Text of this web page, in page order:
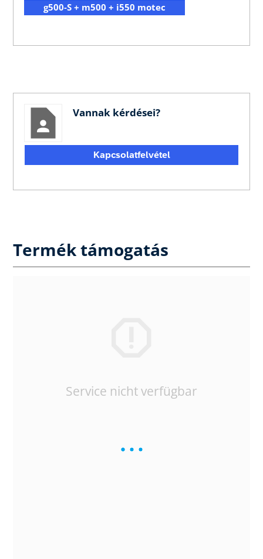
g500-S + m500 + i550 motec
Vannak kérdései?
Kapcsolatfelvétel
Termék támogatás
Service nicht verfügbar